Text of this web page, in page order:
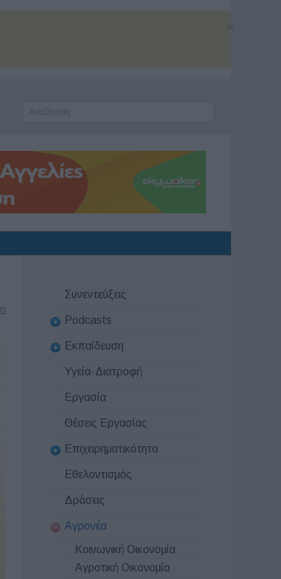
Συνεντεύξεις
Podcasts
Εκπαίδευση
Υγεία-Διατροφή
Εργασία
Θέσεις Εργασίας
Επιχειρηματικότητα
Εθελοντισμός
Δράσεις
Αγρονέα
Κοινωνική Οικονομία
Αγροτική Οικονομία